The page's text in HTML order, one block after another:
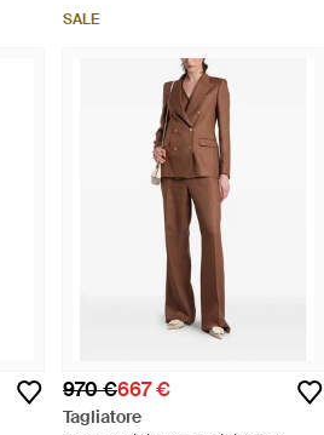
SALE
970 €667 €
Tagliatore